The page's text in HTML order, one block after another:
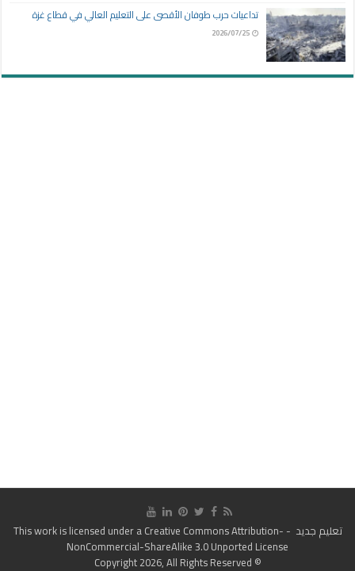
تداعيات حرب طوفان الأقصى على التعليم العالي في قطاع غزة
2026/07/25
تعليم جديد - This work is licensed under a
Creative Commons Attribution-
NonCommercial-ShareAlike 3.0 Unported License
© Copyright 2026, All Rights Reserved